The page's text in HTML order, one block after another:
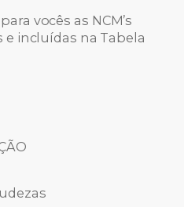
vocês as NCM’s
e incluídas na Tabela